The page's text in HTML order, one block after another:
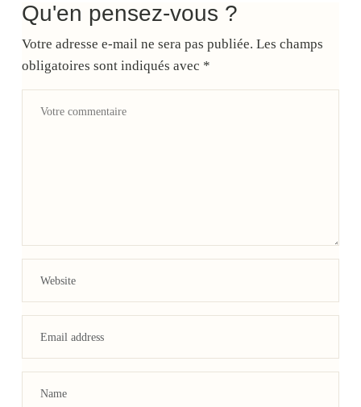
Qu'en pensez-vous ?
Votre adresse e-mail ne sera pas publiée. Les champs
obligatoires sont indiqués avec *